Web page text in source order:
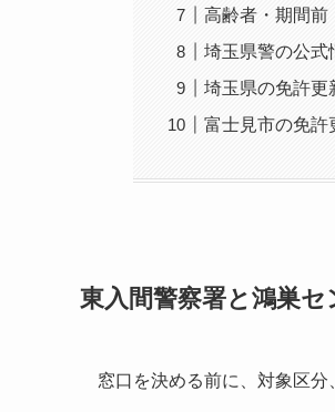
高齢者・期間前
埼玉県警の公式
埼玉県の免許更
富士見市の免許
東入間警察署と鴻巣
窓口を決める前に、対象区分